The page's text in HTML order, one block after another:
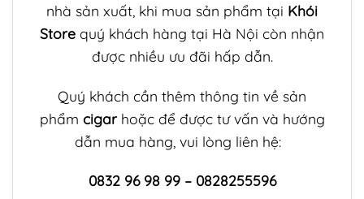
nhà sản xuất, khi mua sản phẩm tại Khói
Store quý khách hàng tại Hà Nội còn nhận
được nhiều ưu đãi hấp dẫn.
Quý khách cần thêm thông tin về sản
phẩm cigar hoặc để được tư vấn và hướng
dẫn mua hàng, vui lòng liên hệ:
0832 96 98 99 – 0828255596